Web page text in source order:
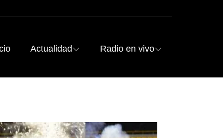
Actualidad Radio en vivo